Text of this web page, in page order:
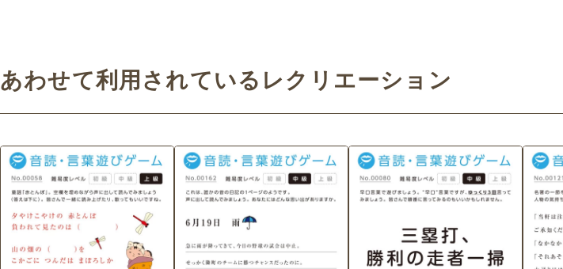
あわせて利用されているレクリエーション